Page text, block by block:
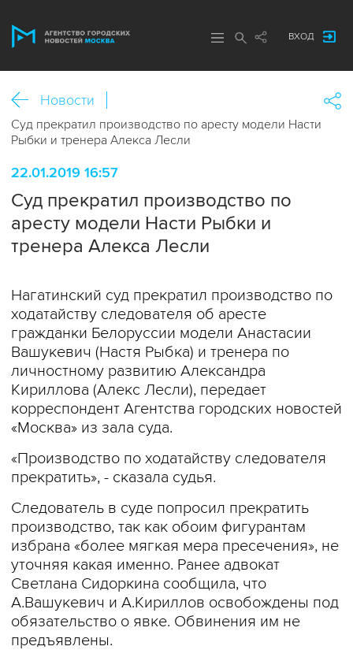
ВХОД
Новости
Суд прекратил производство по аресту модели Насти
Рыбки и тренера Алекса Лесли
22.01.2019 16:57
Суд прекратил производство по
аресту модели Насти Рыбки и
тренера Алекса Лесли
Нагатинский суд прекратил производство по
ходатайству следователя об аресте
гражданки Белоруссии модели Анастасии
Вашукевич (Настя Рыбка) и тренера по
личностному развитию Александра
Кириллова (Алекс Лесли), передает
корреспондент Агентства городских новостей
«Москва» из зала суда.
«Производство по ходатайству следователя
прекратить», - сказала судья.
Следователь в суде попросил прекратить
производство, так как обоим фигурантам
избрана «более мягкая мера пресечения», не
уточняя какая именно. Ранее адвокат
Светлана Сидоркина сообщила, что
А.Вашукевич и А.Кириллов освобождены под
обязательство о явке. Обвинения им не
предъявлены.